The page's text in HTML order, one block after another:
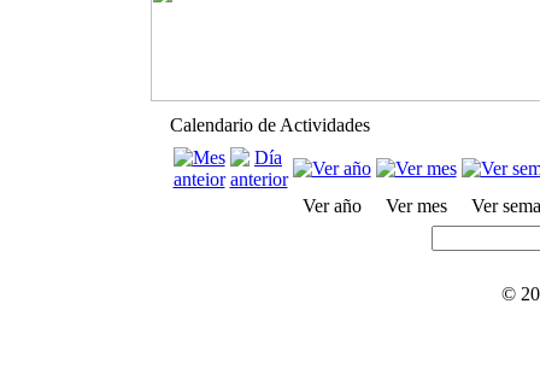
Calendario de Actividades
Ver año Ver mes Ver
©